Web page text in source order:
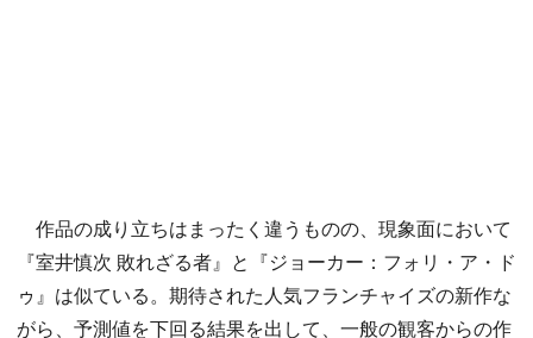
作品の成り立ちはまったく違うものの、現象面において
『室井慎次 敗れざる者』と『ジョーカー：フォリ・ア・ド
ゥ』は似ている。期待された人気フランチャイズの新作な
がら、予測値を下回る結果を出して、一般の観客からの作